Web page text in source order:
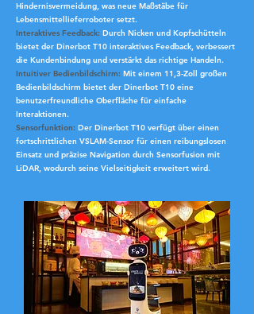
Hindernisvermeidung, was neue Maßstäbe für
Lebensmittellieferroboter setzt.
Interaktives Feedback: Durch Nicken und Kopfschütteln
bietet der Dinerbot T10 interaktives Feedback, verbessert
die Kundenbindung und verstärkt das richtige Handeln.
Intuitiver Bedienbildschirm: Mit einem 11,3-Zoll großen
Bedienbildschirm bietet der Dinerbot T10 eine
benutzerfreundliche Oberfläche für einfache
Interaktionen.
Sensorfunktion: Der Dinerbot T10 verfügt über einen
fortschrittlichen VSLAM-Sensor für einen reibungslosen
Einsatz und präzise Navigation durch Sensorfusion mit
LiDAR, wodurch seine Vielseitigkeit erweitert wird.